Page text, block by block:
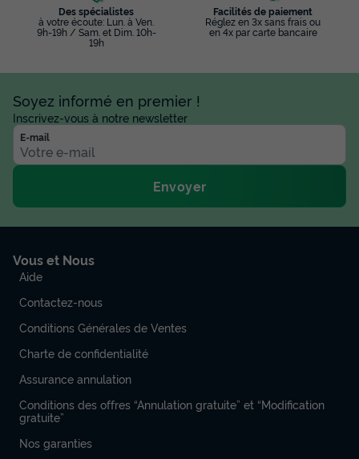
HÉBERGEMENT INSOLITE 2 personnes -
Cabane la Goutte d'ô
Adultes
Chambres Salle de bain
Cafetière
HÉBERGEMENT INSOLITE 2 personnes - Cabane la Goutte
d'ô
Meilleur prix pour 7 nuits
Modifier les dates
Des spécialistes
à votre écoute: Lun. à Ven.
9h-19h / Sam. et Dim. 10h-
19h
Facilités de paiement
Réglez en 3x sans frais ou
en 4x par carte bancaire
Soyez informé en premier !
Inscrivez-vous à notre newsletter
E-mail
Envoyer
Vous et Nous
Aide
Contactez-nous
Conditions Générales de Ventes
Charte de confidentialité
Assurance annulation
Conditions des offres “Annulation gratuite” et “Modification
gratuite”
Nos garanties